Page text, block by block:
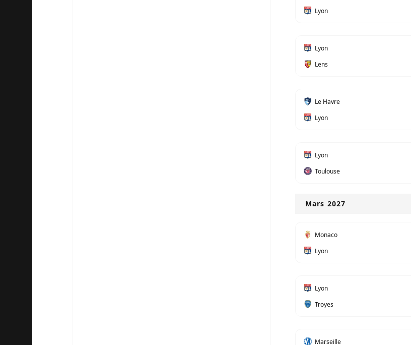
Lyon
Lyon
Lens
Le Havre
Lyon
Lyon
Toulouse
Mars 2027
Monaco
Lyon
Lyon
Troyes
Marseille